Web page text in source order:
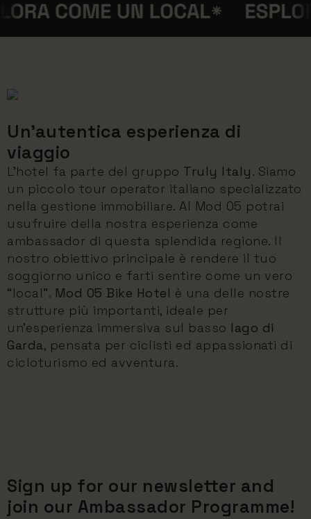
Un'autentica esperienza di
viaggio
L'hotel fa parte del gruppo Truly Italy. Siamo
un piccolo tour operator italiano specializzato
nella gestione immobiliare. Al Mod 05 potrai
usufruire della nostra esperienza come
ambassador di questa splendida regione. Il
nostro obiettivo principale è rendere il tuo
soggiorno unico e farti sentire come un vero
“local”. Mod 05 Bike Hotel è una delle nostre
strutture più importanti, ideale per
un'esperienza immersiva sul basso lago di
Garda, pensata per ciclisti ed appassionati di
cicloturismo ed avventura.
Sign up for our newsletter and
join our Ambassador Programme!